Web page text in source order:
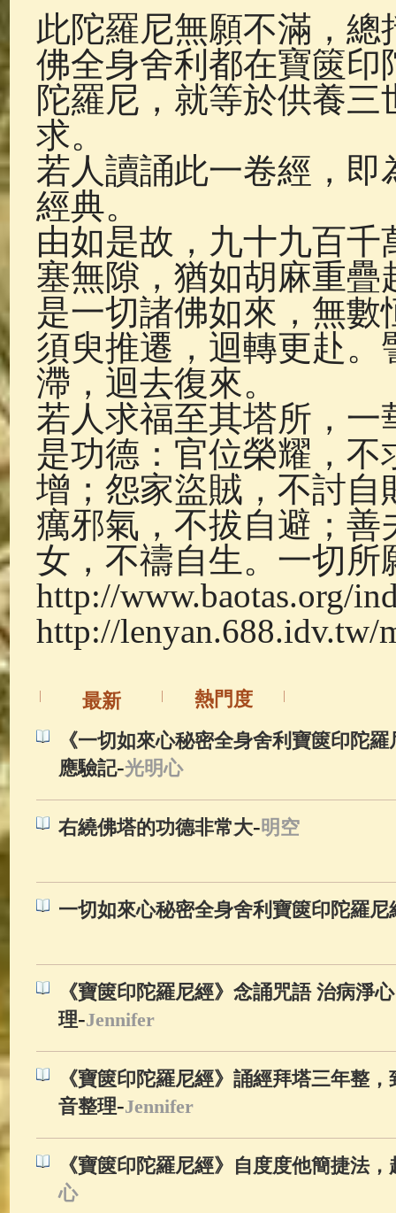
佛典故事(37) 佛說療痔(腫瘤)
此陀羅尼無願不滿，
佛全身舍利都在寶篋
陀羅尼，就等於供養
求。
若人讀誦此一卷經，
經典。
由如是故，九十九百
塞無隙，猶如胡麻重
是一切諸佛如來，無
須臾推遷，迴轉更赴
滯，迴去復來。
若人求福至其塔所，
是功德：官位榮耀，
增；怨家盜賊，不討
癘邪氣，不拔自避；
女，不禱自生。一切所
http://www.baotas.org/
http://lenyan.688.idv.tw/
最新
熱門度
《一切如來心秘密全身舍利寶篋印陀
應驗記-光明心
右繞佛塔的功德非常大-明空
一切如來心秘密全身舍利寶篋印陀羅尼
《寶篋印陀羅尼經》念誦咒語 治病淨
理-Jennifer
《寶篋印陀羅尼經》誦經拜塔三年整
音整理-Jennifer
《寶篋印陀羅尼經》自度度他簡捷法
心